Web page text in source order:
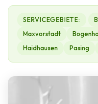
SERVICEGEBIETE:
Maxvorstadt
Haidhausen
Pasing